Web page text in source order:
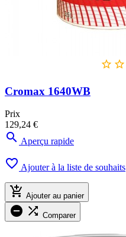
 
Cromax 1640WB
Prix
129,24 €
 Aperçu rapide
 Ajouter à la liste de souhaits
 Ajouter au panier
  Comparer